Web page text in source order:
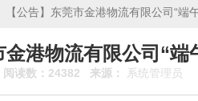
【公告】东莞市金港物流有限公司“端
金港物流有限公司“端
阅读数：24382 来源： 系统管理员